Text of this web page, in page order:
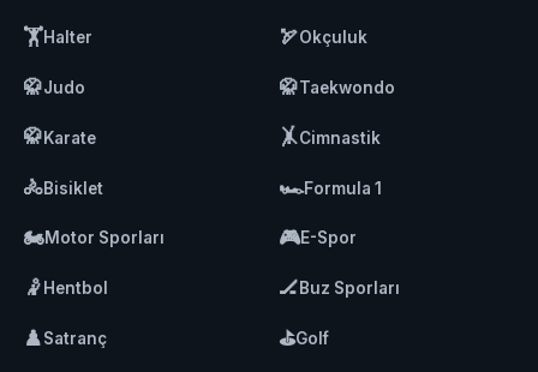
🏋️Halter 🏹Okçuluk
🥋Judo 🥋Taekwondo
🥋Karate 🤸Cimnastik
🚴Bisiklet 🏎️Formula 1
🏍️Motor Sporları 🎮E-Spor
🤾 Hentbol 🏒Buz Sporları
♟️Satranç ⛳Golf